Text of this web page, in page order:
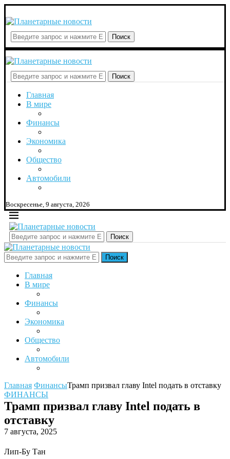
Поиск
Поиск
Главная
В мире
Финансы
Экономика
Общество
Автомобили
Воскресенье, 9 августа, 2026
Поиск
Поиск
Главная
В мире
Финансы
Экономика
Общество
Автомобили
Главная ФинансыТрамп призвал главу Intel подать в отставку
ФИНАНСЫ
Трамп призвал главу Intel подать в
отставку
7 августа, 2025
Лип-Бу Тан